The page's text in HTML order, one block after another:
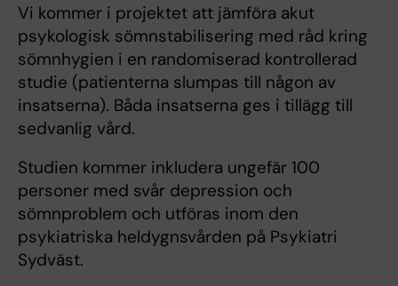
Vi kommer i projektet att jämföra akut
psykologisk sömnstabilisering med råd kring
sömnhygien i en randomiserad kontrollerad
studie (patienterna slumpas till någon av
insatserna). Båda insatserna ges i tillägg till
sedvanlig vård.
Studien kommer inkludera ungefär 100
personer med svår depression och
sömnproblem och utföras inom den
psykiatriska heldygnsvården på Psykiatri
Sydväst.